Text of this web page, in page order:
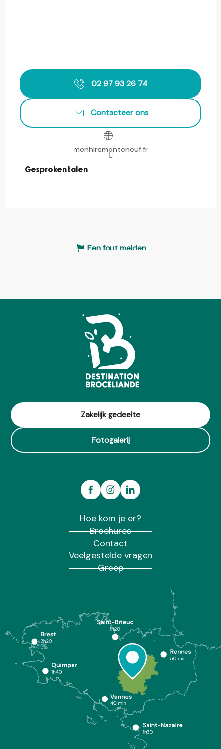
02 97 93 26 74
Contacteer ons
menhirsmonteneuf.fr
Gesproken talen
Gesproken talen
Een fout melden
Zakelijk gedeelte
Fotogalerij
Hoe kom je er?
Brochures
Contact
Veelgestelde vragen
Groep